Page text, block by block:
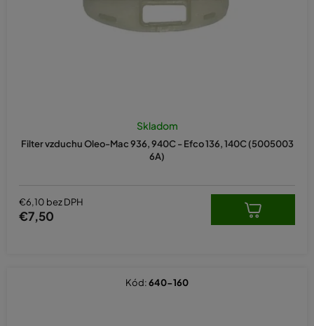
Filter vzduchu Oleo-Mac 936, 940C - Efco 136, 140C (5005003
6A)
Skladom
€6,10 bez DPH
€7,50
Kód:640-160